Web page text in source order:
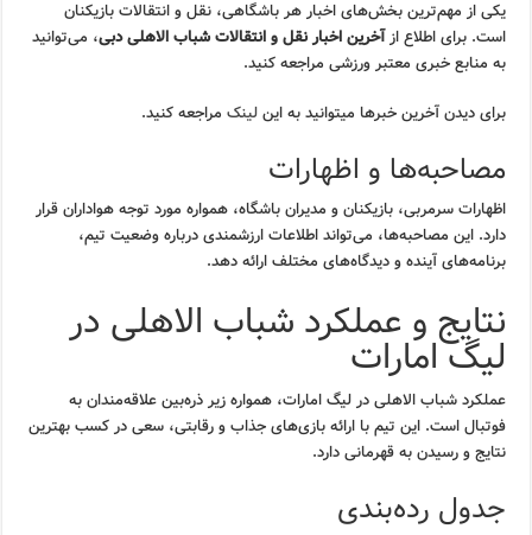
یکی از مهم‌ترین بخش‌های اخبار هر باشگاهی، نقل و انتقالات بازیکنان
است. برای اطلاع ازآخرین اخبار نقل و انتقالات شباب الاهلی دبی، می‌توانید
به منابع خبری معتبر ورزشی مراجعه کنید.
برای دیدن آخرین خبرها میتوانید به اینلینک مراجعه کنید.
مصاحبه‌ها و اظهارات
اظهارات سرمربی، بازیکنان و مدیران باشگاه، همواره مورد توجه هواداران قرار
دارد. این مصاحبه‌ها، می‌تواند اطلاعات ارزشمندی درباره وضعیت تیم،
برنامه‌های آینده و دیدگاه‌های مختلف ارائه دهد.
نتایج و عملکرد شباب الاهلی در
لیگ امارات
عملکرد شباب الاهلی در لیگ امارات، همواره زیر ذره‌بین علاقه‌مندان به
فوتبال است. این تیم با ارائه بازی‌های جذاب و رقابتی، سعی در کسب بهترین
نتایج و رسیدن به قهرمانی دارد.
جدول رده‌بندی